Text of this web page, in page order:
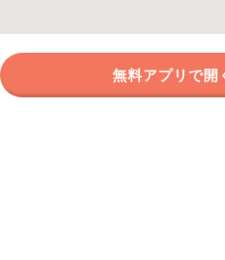
無料アプリで開